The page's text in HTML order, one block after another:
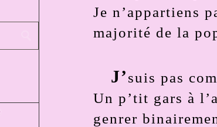
Je n’appartiens
majorité de la
J’suis pas
Un p’tit gars à
genrer